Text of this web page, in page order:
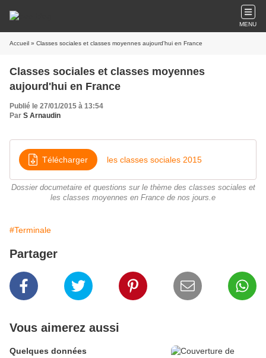
MENU
Accueil » Classes sociales et classes moyennes aujourd'hui en France
Classes sociales et classes moyennes
aujourd'hui en France
Publié le 27/01/2015 à 13:54
Par S Arnaudin
Télécharger les classes sociales 2015
Dossier documetaire et questions sur le thème des classes sociales et
les classes moyennes en France de nos jours.e
#Terminale
Partager
Vous aimerez aussi
Quelques données